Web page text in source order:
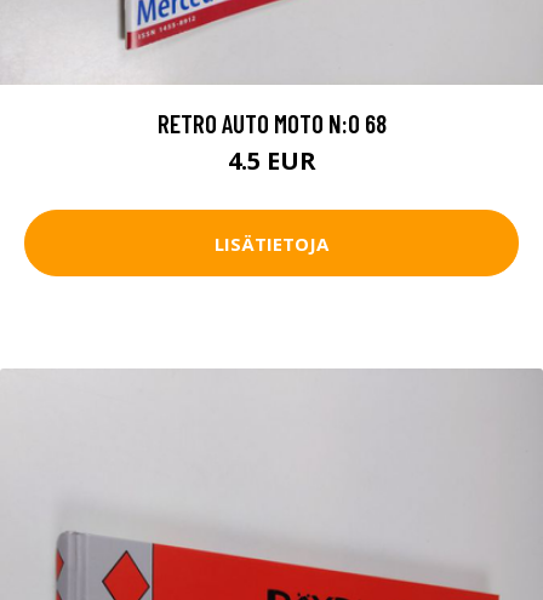
RETRO AUTO MOTO N:O 68
4.5 EUR
LISÄTIETOJA